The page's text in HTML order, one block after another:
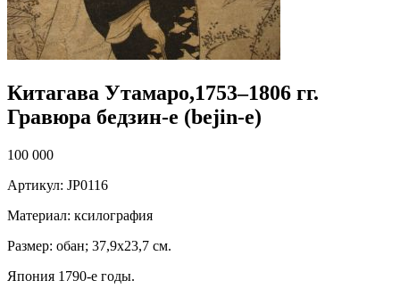
Китагава Утамаро,1753–1806 гг.
Гравюра бедзин-е (bejin-e)
100 000
Артикул: JP0116
Материал: ксилография
Размер: обан; 37,9х23,7 см.
Япония 1790-е годы.